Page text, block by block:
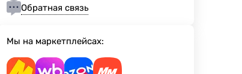
Обратная связь
Мы на маркетплейсах: